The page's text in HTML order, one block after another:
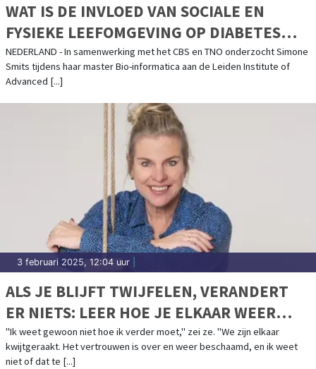
WAT IS DE INVLOED VAN SOCIALE EN
FYSIEKE LEEFOMGEVING OP DIABETES
TYPE 2?
NEDERLAND - In samenwerking met het CBS en TNO onderzocht Simone
Smits tijdens haar master Bio-informatica aan de Leiden Institute of
Advanced [...]
3 februari 2025, 12:04 uur
ALS JE BLIJFT TWIJFELEN, VERANDERT
ER NIETS: LEER HOE JE ELKAAR WEER
KUNT VERTROUWEN EN BEGRIJPEN
"Ik weet gewoon niet hoe ik verder moet," zei ze. "We zijn elkaar
kwijtgeraakt. Het vertrouwen is over en weer beschaamd, en ik weet
niet of dat te [...]